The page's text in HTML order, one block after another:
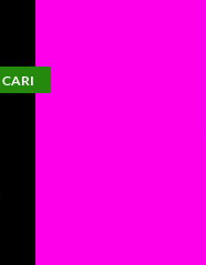
CARI